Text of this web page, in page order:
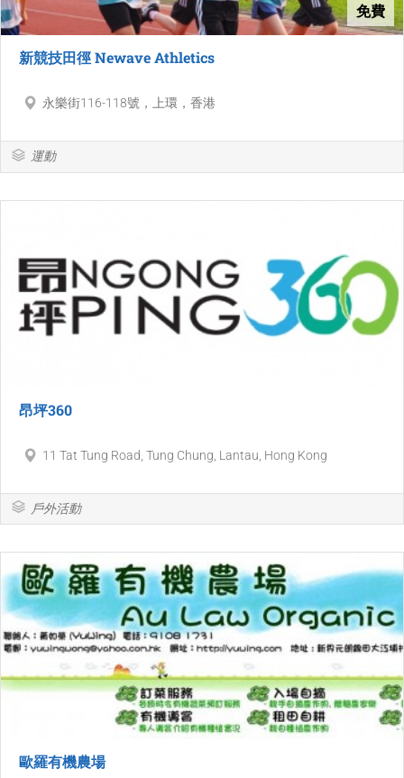
免費
新競技田徑 Newave Athletics
永樂街116-118號，上環，香港
運動
昂坪360
11 Tat Tung Road, Tung Chung, Lantau, Hong Kong
戶外活動
歐羅有機農場